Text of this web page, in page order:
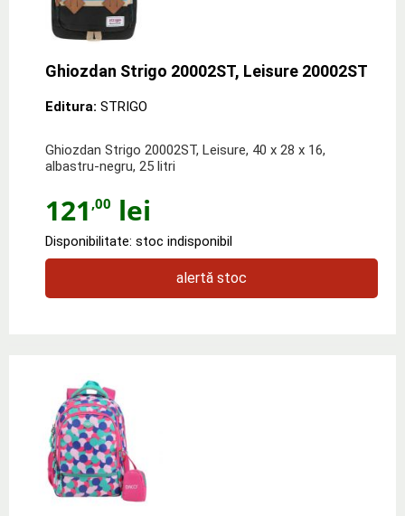
Ghiozdan Strigo 20002ST, Leisure 20002ST
Editura: STRIGO
Ghiozdan Strigo 20002ST, Leisure, 40 x 28 x 16,
albastru-negru, 25 litri
121 ,00 lei
Disponibilitate: stoc indisponibil
alertă stoc